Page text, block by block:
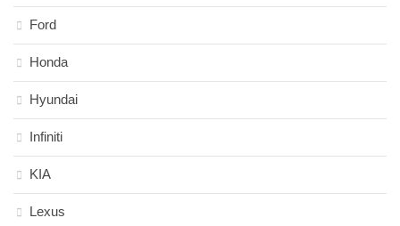
Ford
Honda
Hyundai
Infiniti
KIA
Lexus